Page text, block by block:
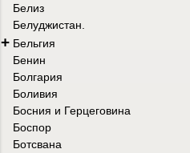
Белиз
Белуджистан.
+ Бельгия
Бенин
Болгария
Боливия
Босния и Герцеговина
Боспор
Ботсвана